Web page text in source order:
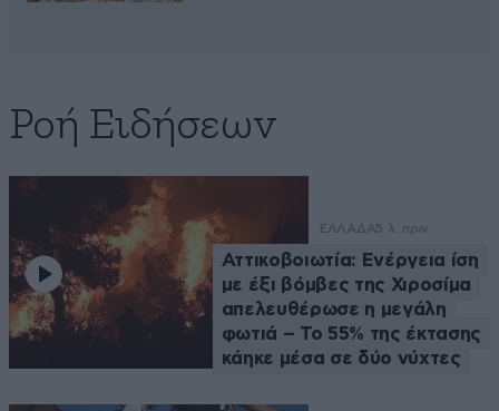
Ροή Ειδήσεων
ΕΛΛΑΔΑ5 λ. πριν
Αττικοβοιωτία: Ενέργεια ίση
με έξι βόμβες της Χιροσίμα
απελευθέρωσε η μεγάλη
φωτιά – Το 55% της έκτασης
κάηκε μέσα σε δύο νύχτες